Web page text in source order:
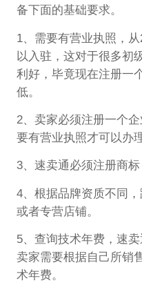
备下面的基础要求。
1、需要有营业执照，
以入驻，这对于很多初
利好，毕竟现在注册一
低。
2、卖家必须注册一个
要有营业执照才可以办理
3、速卖通必须注册商标
4、根据品牌资质不同
或者专营店铺。
5、查询技术年费，速
卖家需要根据自己所销
术年费。